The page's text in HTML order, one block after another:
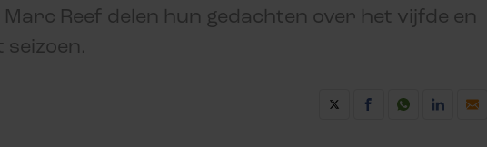
Reef delen hun gedachten over het vijfde en